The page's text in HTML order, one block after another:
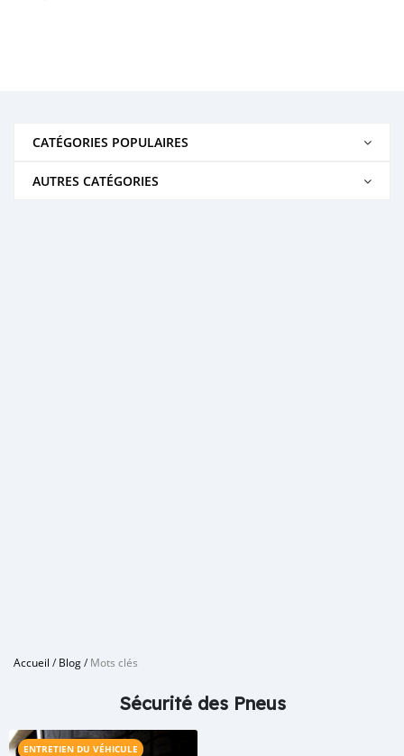
CATÉGORIES POPULAIRES
AUTRES CATÉGORIES
Accueil /Blog/Mots clés
Sécurité des Pneus
ENTRETIEN DU VÉHICULE